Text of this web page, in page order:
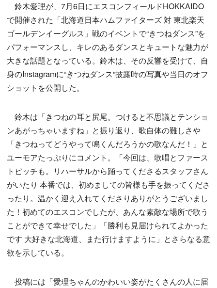
鈴木愛理が、7月6日にエスコンフィールドHOKKAIDO
で開催された「北海道日本ハムファイターズ 対 東北楽天
ゴールデンイーグルス」戦のイベントで“きつねダンス”を
パフォーマンスし、キレのあるダンスとキュートな魅力が
大きな話題となっている。鈴木は、その反響を受けて、自
身のInstagramに“きつねダンス”披露時の写真や当日のオフ
ショットを公開した。
鈴木は「きつねの耳と尻尾。つけると不思議とテンショ
ンあがっちゃいますね」と振り返り、歌自体の難しさや
「きつねってどうやって鳴くんだろうかの歌なんだ！」と
ユーモアたっぷりにコメント。「今回は、歌唱とファース
トピッチも。リハーサルから踊ってくださるスタッフさん
がいたり 本番では、初めましての皆様も手を振ってくださ
ったり。温かく迎え入れてくださりありがとうございまし
た！初めてのエスコンでしたが、あんな素敵な場所で歌う
ことができて幸せでした」「勝利も見届けられてよかった
です 大好きな北海道、また行けますように」とさらなる意
欲を示している。
投稿には「愛理ちゃんのかわいい姿がたくさんの人に届